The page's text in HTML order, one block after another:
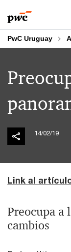
to
content
to
footer
PwC Uruguay
14/02/19
Link al
Preocupa a
cambios